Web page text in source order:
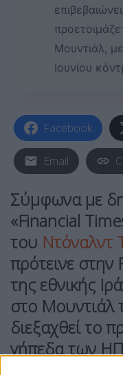
Μουντιάλ,
Ιουνίου
Facebook
Email
Σύμφωνα με
«Financial
του Ντόναλντ
πρότεινε στην
της εθνικής
στο
διεξαχθεί το
γήπεδα των